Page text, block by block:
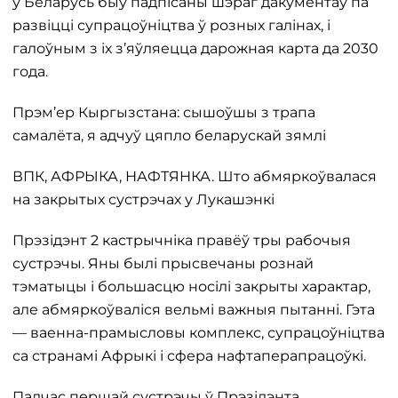
развіцці супрацоўніцтва ў розных галінах, і
галоўным з іх з’яўляецца дарожная карта да 2030
года.
Прэм’ер Кыргызстана: сышоўшы з трапа
самалёта, я адчуў цяпло беларускай зямлі
ВПК, АФРЫКА, НАФТЯНКА. Што абмяркоўвалася
на закрытых сустрэчах у Лукашэнкі
Прэзідэнт 2 кастрычніка правёў тры рабочыя
сустрэчы. Яны былі прысвечаны рознай
тэматыцы і большасцю носілі закрыты характар,
але абмяркоўваліся вельмі важныя пытанні. Гэта
— ваенна-прамысловы комплекс, супрацоўніцтва
са странамі Афрыкі і сфера нафтаперапрацоўкі.